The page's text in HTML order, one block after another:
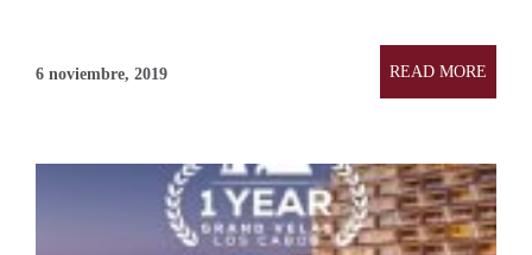
6 noviembre, 2019 READ MORE